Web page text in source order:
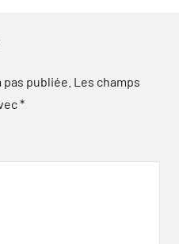
publiée. Les champs
*